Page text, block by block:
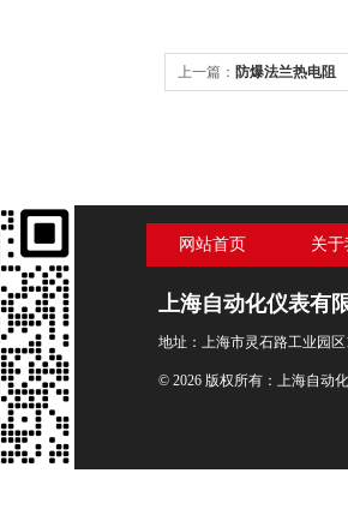
上一篇： 防爆法兰热电阻
网站首页 关
上海自动化仪表有
地址：上海市灵石路工业园区
© 2026 版权所有：上海自动